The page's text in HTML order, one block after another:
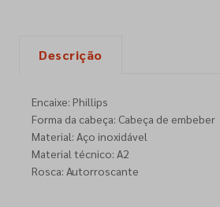
Descrição
Encaixe: Phillips
Forma da cabeça: Cabeça de embeber
Material: Aço inoxidável
Material técnico: A2
Rosca: Autorroscante